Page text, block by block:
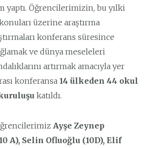
yaptı. Öğrencilerimizin, bu yılki
üzerine araştırma
konferans süresince
ve dünya meseleleri
artırmak amacıyla yer
konferansa 14 ülkeden 44 okul
katıldı.
Ayşe Zeynep
A), Selin Ofluoğlu (10D), Elif